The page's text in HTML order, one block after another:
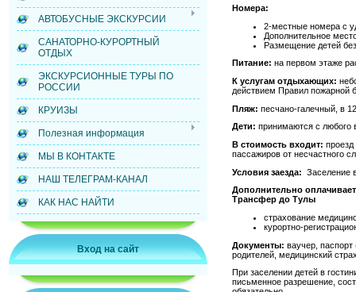
АВТОБУСНЫЕ ЭКСКУРСИИ
САНАТОРНО-КУРОРТНЫЙ
ОТДЫХ
ЭКСКУРСИОННЫЕ ТУРЫ ПО
РОССИИ
КРУИЗЫ
Полезная информация
МЫ В КОНТАКТЕ
НАШ ТЕЛЕГРАМ-КАНАЛ
КАК НАС НАЙТИ
Вход на сайт
Номера:
2-местные номера с
Дополнительное
Размещение детей
Питание: на первом этаже
К услугам отдыхающих:
действием Правил пожарной
Пляж: песчано-галечный, в
Дети: принимаются с любого
В стоимость входит:
пассажиров от несчастного
Условия заезда: Заселение
Дополнительно
Трансфер до Тулы
страхование
курортно-
Документы: ваучер,
родителей, медицинский
При заселении детей в
письменное разрешение,